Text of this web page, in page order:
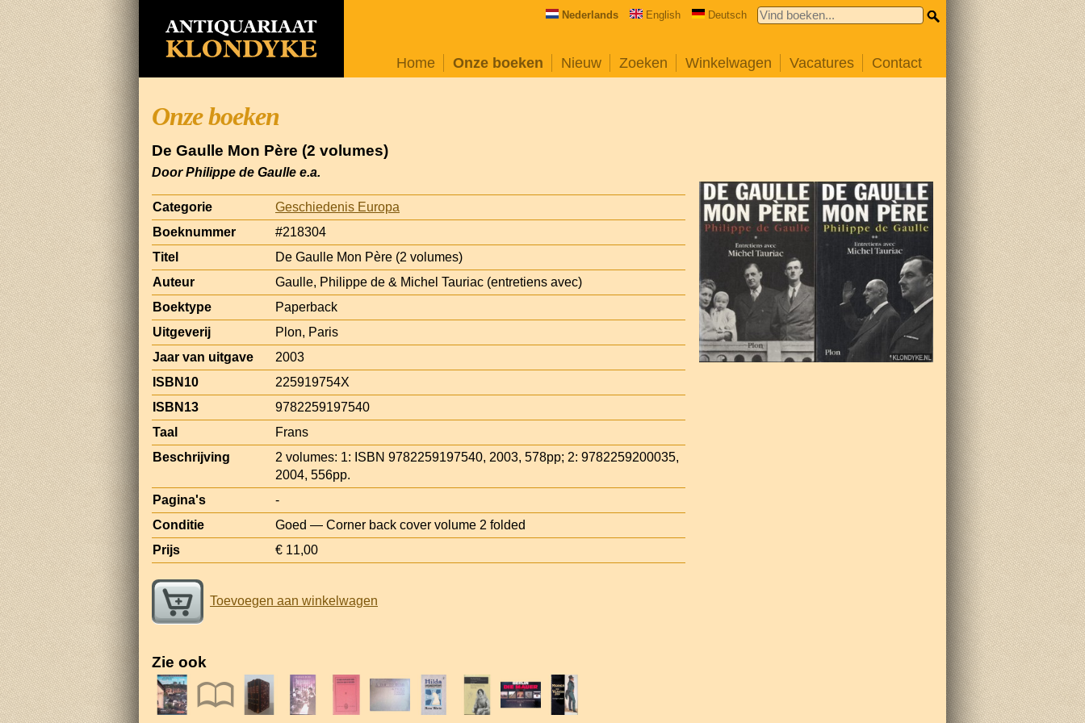
Nederlands English Deutsch
Home Onze boeken Nieuw Zoeken Winkelwagen Vacatures Contact
Onze boeken
De Gaulle Mon Père (2 volumes)
Door Philippe de Gaulle e.a.
Categorie
Geschiedenis Europa
Boeknummer
#218304
Titel
De Gaulle Mon Père (2 volumes)
Auteur
Gaulle, Philippe de & Michel Tauriac (entretiens avec)
Boektype
Paperback
Uitgeverij
Plon, Paris
Jaar van uitgave
2003
ISBN10
225919754X
ISBN13
9782259197540
Taal
Frans
Beschrijving
2 volumes: 1: ISBN 9782259197540, 2003, 578pp; 2: 9782259200035,
2004, 556pp.
Pagina's
-
Conditie
Goed — Corner back cover volume 2 folded
Prijs
€ 11,00
Toevoegen aan winkelwagen
Zie ook